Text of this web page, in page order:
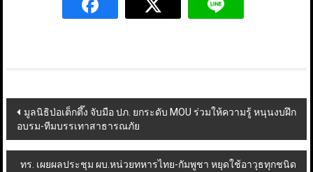
Post
navigation
มูลนิธิป่อเต็กตึ๊ง จับมือ ปภ. ยกระดับ MOU ร่วมให้ความรู้ หนุนงบฝึก
อบรม-ทีมบรรเทาสาธารณภัย
ทร. เผยผลประชุม ผบ.หน่วยทหารไทย-กัมพูชา หยุดใช้อาวุธทุกชนิด